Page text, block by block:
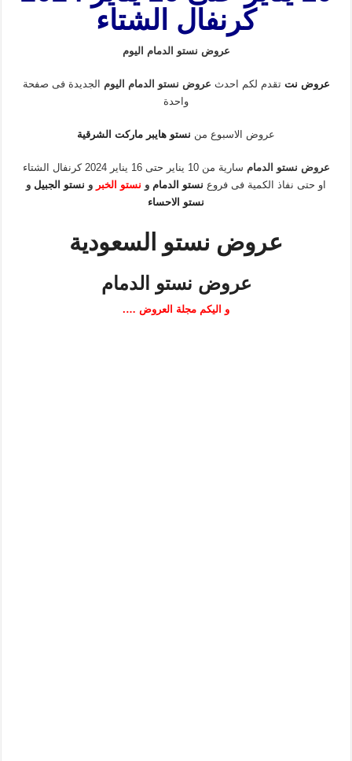
كرنفال الشتاء
عروض نستو الدمام اليوم
عروض نتتقدم لكم احدث عروض نستو الدمام اليوم
الجديدة فى صفحة
واحدة
عروض الاسبوع من نستو هايبر ماركت الشرقية
عروض نستو الدمام
سارية من 10 يناير حتى 16 يناير 2024 كرنفال الشتاء
او حتى نفاذ الكمية فى فروع نستو الدمامو نستو الخبر و نستو الجبيلو
نستو الاحساء
عروض نستو السعودية
عروض نستو الدمام
و اليكم مجلة العروض ….